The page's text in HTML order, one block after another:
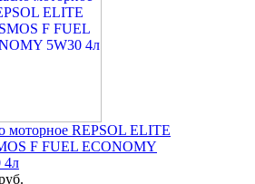
моторное REPSOL ELITE
F FUEL ECONOMY
4л